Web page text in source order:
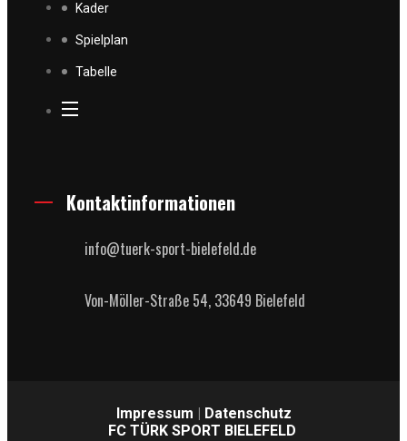
Kader
Spielplan
Tabelle
Kontaktinformationen
info@tuerk-sport-bielefeld.de
Von-Möller-Straße 54, 33649 Bielefeld
Impressum
Datenschutz
FC TÜRK SPORT BIELEFELD